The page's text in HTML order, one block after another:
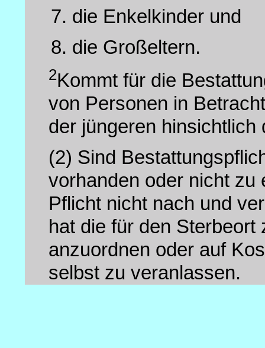
die Enkelkinder und
die Großeltern.
2Kommt für die
von Personen in
der jüngeren
(2) Sind
vorhanden oder nicht zu
Pflicht nicht nach und
hat die für den
anzuordnen oder auf
selbst zu veranlassen.